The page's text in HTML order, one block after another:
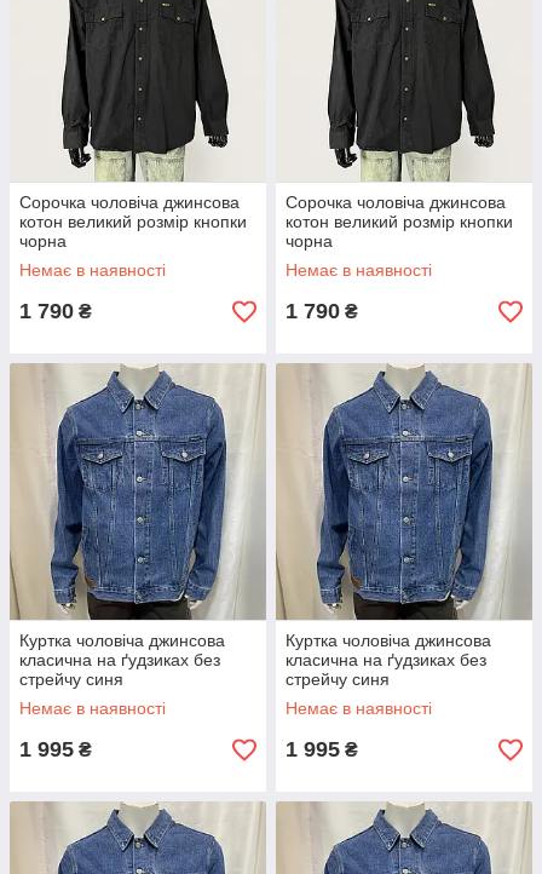
Сорочка чоловіча джинсова
котон великий розмір кнопки
чорна
Немає в наявності
1 790 ₴
Сорочка чоловіча джинсова
котон великий розмір кнопки
чорна
Немає в наявності
1 790 ₴
Куртка чоловіча джинсова
класична на ґудзиках без
стрейчу синя
Немає в наявності
1 995 ₴
Куртка чоловіча джинсова
класична на ґудзиках без
стрейчу синя
Немає в наявності
1 995 ₴